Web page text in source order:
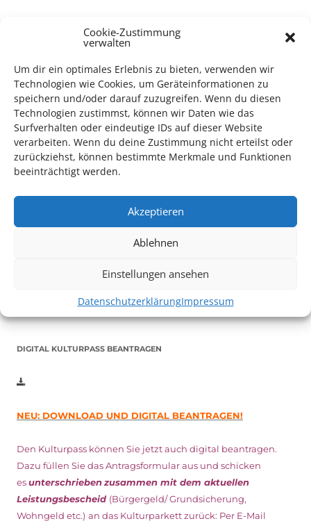
Cookie-Zustimmung
verwalten
Um dir ein optimales Erlebnis zu bieten, verwenden wir
Technologien wie Cookies, um Geräteinformationen zu
speichern und/oder darauf zuzugreifen. Wenn du diesen
Technologien zustimmst, können wir Daten wie das
Surfverhalten oder eindeutige IDs auf dieser Website
verarbeiten. Wenn du deine Zustimmung nicht erteilst oder
zurückziehst, können bestimmte Merkmale und Funktionen
beeinträchtigt werden.
Akzeptieren
Ablehnen
Einstellungen ansehen
DatenschutzerklärungImpressum
*KULTURTIPP SOMMERPAUSE: FESTIVAL DES DEUTSCHEN FILMS*
Auch dieses Jahr findet wieder dasFestival des deutschen
Vom 19. August bist zum 9. September
Minuten vor Beginn des Films und solange der Vorrat reicht!
Weitere Details zum Festival finden SieHIER
DIGITAL KULTURPASS BEANTRAGEN
NEU: DOWNLOAD UND DIGITAL BEANTRAGEN!
Den Kulturpass können Sie jetzt auch digital beantragen.
Dazu füllen Sie das Antragsformular aus und schicken
esunterschriebenzusammen mit dem aktuellen
Leistungsbescheid (Bürgergeld/ Grundsicherung,
Wohngeld etc.) an das Kulturparkett zurück: Per E-Mail